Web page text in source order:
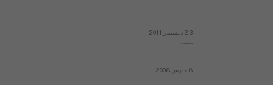
23 ديسمبر 2011
8 مارس 2008